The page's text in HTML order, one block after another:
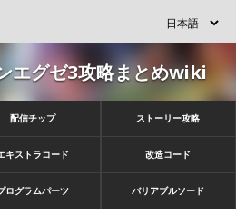
エグゼ3攻略まとめwiki
配信チップ ストーリー攻略
キストラコード 改造コード
ログラムパーツ バリアブルソード